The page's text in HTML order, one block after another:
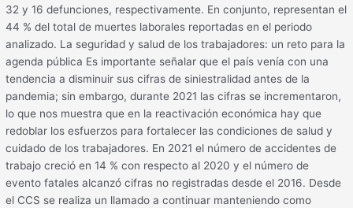
32 y 16 defunciones, respectivamente. En conjunto, representan el
44 % del total de muertes laborales reportadas en el periodo
analizado. La seguridad y salud de los trabajadores: un reto para la
agenda pública Es importante señalar que el país venía con una
tendencia a disminuir sus cifras de siniestralidad antes de la
pandemia; sin embargo, durante 2021 las cifras se incrementaron,
lo que nos muestra que en la reactivación económica hay que
redoblar los esfuerzos para fortalecer las condiciones de salud y
cuidado de los trabajadores. En 2021 el número de accidentes de
trabajo creció en 14 % con respecto al 2020 y el número de
evento fatales alcanzó cifras no registradas desde el 2016. Desde
el CCS se realiza un llamado a continuar manteniendo como